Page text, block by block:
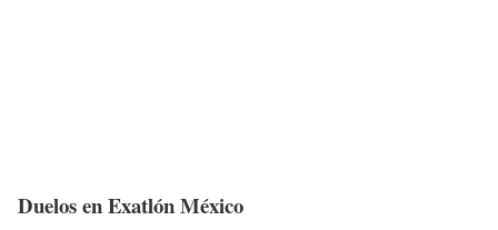
Duelos en Exatlón México